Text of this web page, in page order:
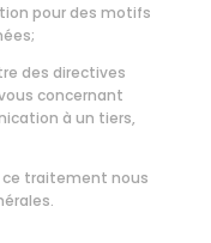
pour des motifs
des directives
concernant
à un tiers,
ce traitement nous